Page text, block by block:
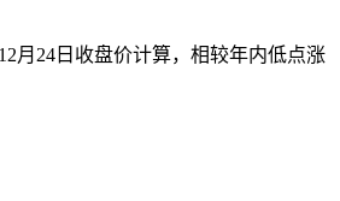
月24日收盘价计算，相较年内低点涨